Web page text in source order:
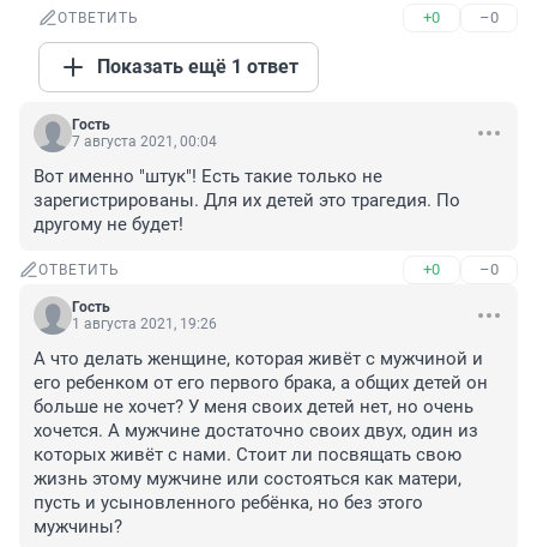
ОТВЕТИТЬ +0 –0
Показать ещё 1 ответ
Гость
7 августа 2021, 00:04
Вот именно "штук"! Есть такие только не
зарегистрированы. Для их детей это трагедия. По
другому не будет!
ОТВЕТИТЬ +0 –0
Гость
1 августа 2021, 19:26
А что делать женщине, которая живёт с мужчиной и
его ребенком от его первого брака, а общих детей он
больше не хочет? У меня своих детей нет, но очень
хочется. А мужчине достаточно своих двух, один из
которых живёт с нами. Стоит ли посвящать свою
жизнь этому мужчине или состояться как матери,
пусть и усыновленного ребёнка, но без этого
мужчины?